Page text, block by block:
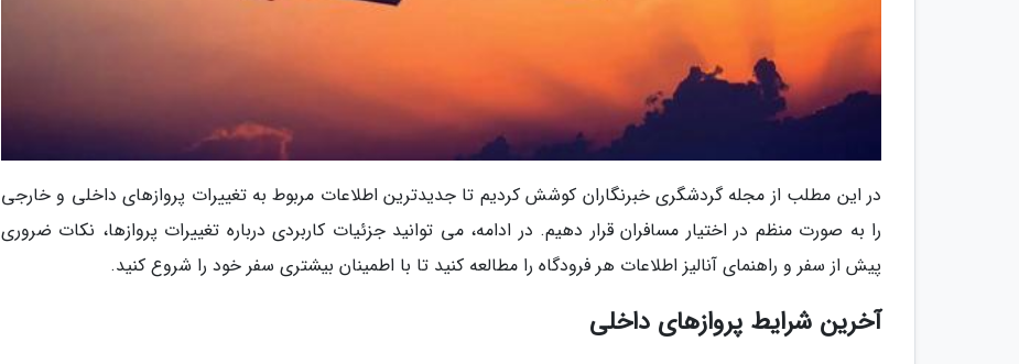
در این مطلب از مجله گردشگری خبرنگاران کوشش کردیم تا جدیدترین اطلاعات مربوط به تغییرات پروازهای داخلی و خارجی
را به صورت منظم در اختیار مسافران قرار دهیم. در ادامه، می توانید جزئیات کاربردی درباره تغییرات پروازها، نکات ضروری
پیش از سفر و راهنمای آنالیز اطلاعات هر فرودگاه را مطالعه کنید تا با اطمینان بیشتری سفر خود را شروع کنید.
آخرین شرایط پروازهای داخلی